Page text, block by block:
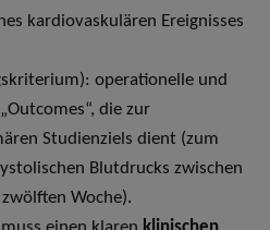
kardiovaskulären Ereignisses
operationelle und
die zur
Studienziels dient (zum
Blutdrucks zwischen
Woche).